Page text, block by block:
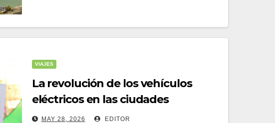
VIAJES
La revolución de los vehículos
eléctricos en las ciudades
modernas
MAY 28, 2026 EDITOR